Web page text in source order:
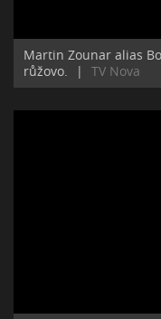
Martin Zounar alias
růžovo.
| TV Nova